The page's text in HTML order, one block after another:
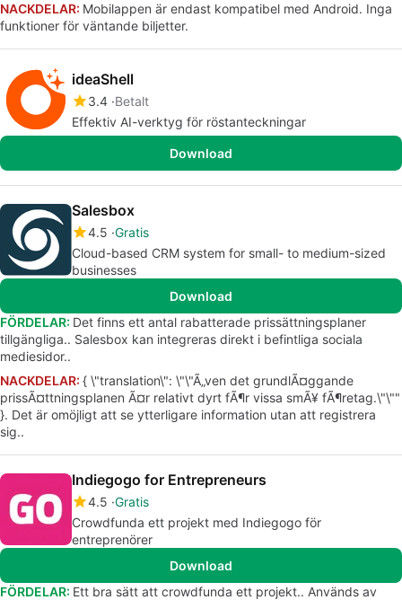
NACKDELAR: Mobilappen är endast kompatibel med Android. Inga
funktioner för väntande biljetter.
ideaShell
3.4 Betalt
Effektiv AI-verktyg för röstanteckningar
Download
Salesbox
4.5 Gratis
Cloud-based CRM system for small- to medium-sized
businesses
Download
FÖRDELAR: Det finns ett antal rabatterade prissättningsplaner
tillgängliga.. Salesbox kan integreras direkt i befintliga sociala
mediesidor..
NACKDELAR: { \"translation\": \"\"Ã„ven det grundlÃ¤ggande
prissÃ¤ttningsplanen Ã¤r relativt dyrt fÃ¶r vissa smÃ¥ fÃ¶retag.\"\""
}. Det är omöjligt att se ytterligare information utan att registrera
sig..
Indiegogo for Entrepreneurs
4.5 Gratis
Crowdfunda ett projekt med Indiegogo för
entreprenörer
Download
FÖRDELAR: Ett bra sätt att crowdfunda ett projekt.. Används av